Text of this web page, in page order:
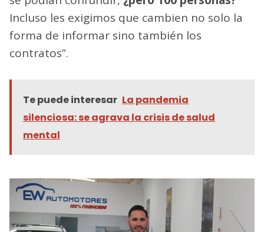
Incluso les exigimos que cambien no solo la
forma de informar sino también los
contratos”.
Te puede interesar La pandemia
silenciosa: se agrava la crisis de salud
mental